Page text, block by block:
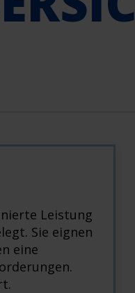
Leistung
Sie eignen
eine